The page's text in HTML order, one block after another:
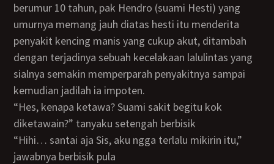
berumur 10 tahun, pak Hendro (suami Hesti) yang
umurnya memang jauh diatas hesti itu menderita
penyakit kencing manis yang cukup akut, ditambah
dengan terjadinya sebuah kecelakaan lalulintas yang
sialnya semakin memperparah penyakitnya sampai
kemudian jadilah ia impoten.
“Hes, kenapa ketawa? Suami sakit begitu kok
diketawain?” tanyaku setengah berbisik
“hihi… santai aja Sis, aku ngga terlalu mikirin itu,”
jawabnya berbisik pula